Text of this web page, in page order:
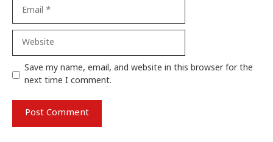
Website
Save my name, email, and website in this browser for the
next time I comment.